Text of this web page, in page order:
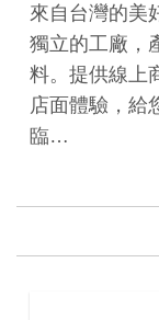
來自台灣的美
獨立的工廠，
料。提供線上
店面體驗，給
臨…